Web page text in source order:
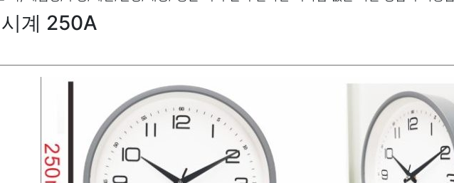
계 250A